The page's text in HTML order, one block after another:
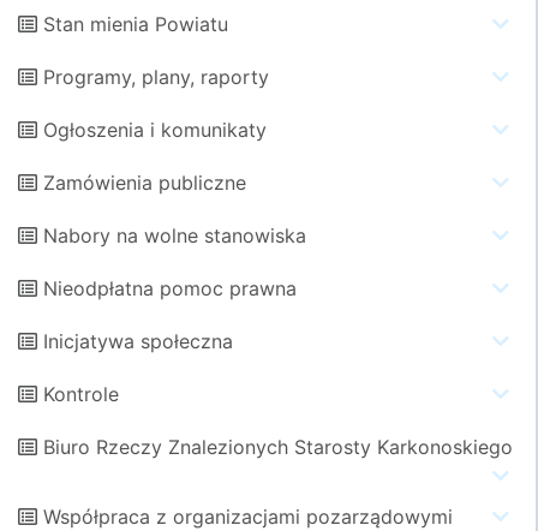
Stan mienia Powiatu
Programy, plany, raporty
Ogłoszenia i komunikaty
Zamówienia publiczne
Nabory na wolne stanowiska
Nieodpłatna pomoc prawna
Inicjatywa społeczna
Kontrole
Biuro Rzeczy Znalezionych Starosty Karkonoskiego
Współpraca z organizacjami pozarządowymi